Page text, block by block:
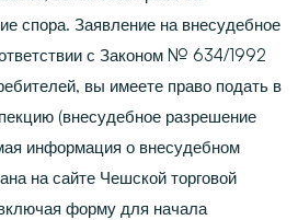
спора. Заявление на внесудебное
с Законом № 634/1992
вы имеете право подать в
(внесудебное разрешение
информация о внесудебном
на сайте Чешской торговой
форму для начала